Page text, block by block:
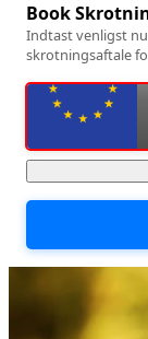
Book
Indtast venligst
skrotningsaftale